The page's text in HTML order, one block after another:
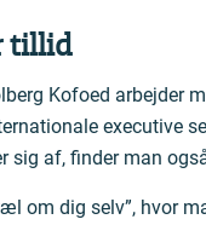
tillid
Kofoed arbejder
executive
sig af, finder man
om dig selv”, hvor